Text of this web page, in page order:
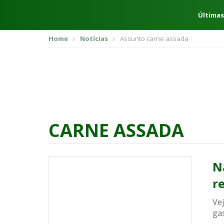
Home Notícias Assunto carne assada
CARNE ASSADA